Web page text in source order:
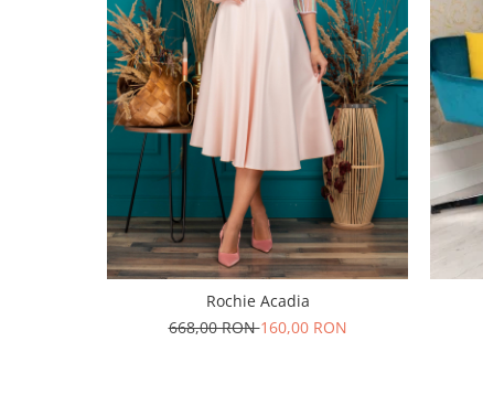
Rochie Acadia
668,00 RON160,00 RON